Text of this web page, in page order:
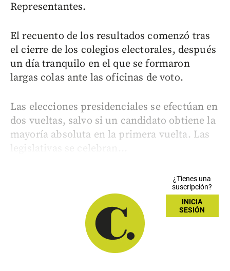
Representantes.
El recuento de los resultados comenzó tras
el cierre de los colegios electorales, después
un día tranquilo en el que se formaron
largas colas ante las oficinas de voto.
Las elecciones presidenciales se efectúan en
dos vueltas, salvo si un candidato obtiene la
mayoría absoluta en la primera vuelta. Las
legislativas se celebran...
¿Tienes una
suscripción?
INICIA
SESIÓN